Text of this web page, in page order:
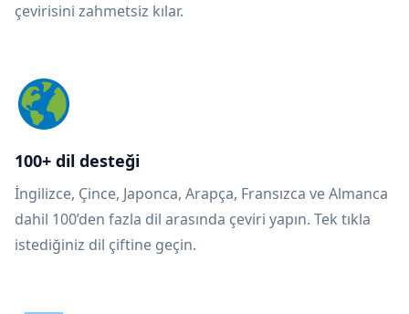
çevirisini zahmetsiz kılar.
100+ dil desteği
İngilizce, Çince, Japonca, Arapça, Fransızca ve Almanca
dahil 100’den fazla dil arasında çeviri yapın. Tek tıkla
istediğiniz dil çiftine geçin.